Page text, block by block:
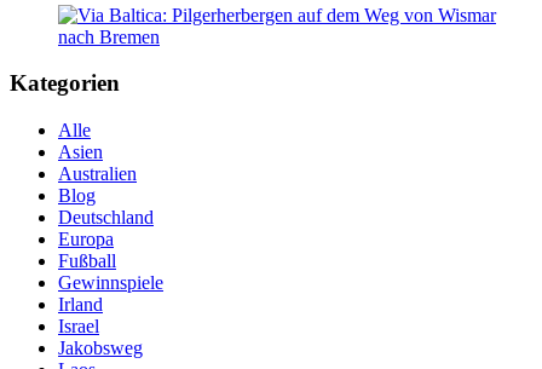
Kategorien
Alle
Asien
Australien
Blog
Deutschland
Europa
Fußball
Gewinnspiele
Irland
Israel
Jakobsweg